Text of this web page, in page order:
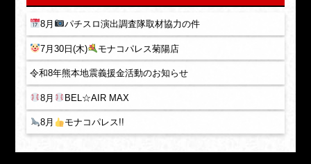
8月 パチスロ演出調査隊取材協力の件
7月30日(木) モナコパレス菊陽店
令和8年熊本地震義援金活動のお知らせ
8月 BEL☆AIR MAX
8月 モナコパレス!!